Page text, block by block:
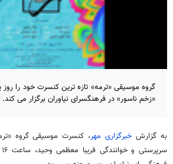
«زخم ناسور» در فرهنگسرای نیاوران برگزار می کند.
به گزارش خبرگزاری مهر، کنسرت موسیقی گروه